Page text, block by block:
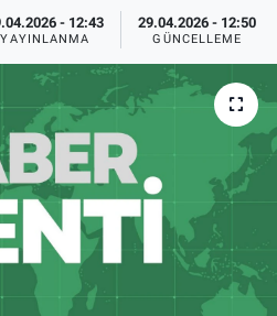
- 12:43
YAYINLANMA
29.04.2026 - 12:50
GÜNCELLEME